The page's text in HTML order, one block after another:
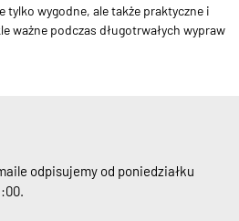
tylko wygodne, ale także praktyczne i
ważne podczas długotrwałych wypraw
odpisujemy od poniedziałku